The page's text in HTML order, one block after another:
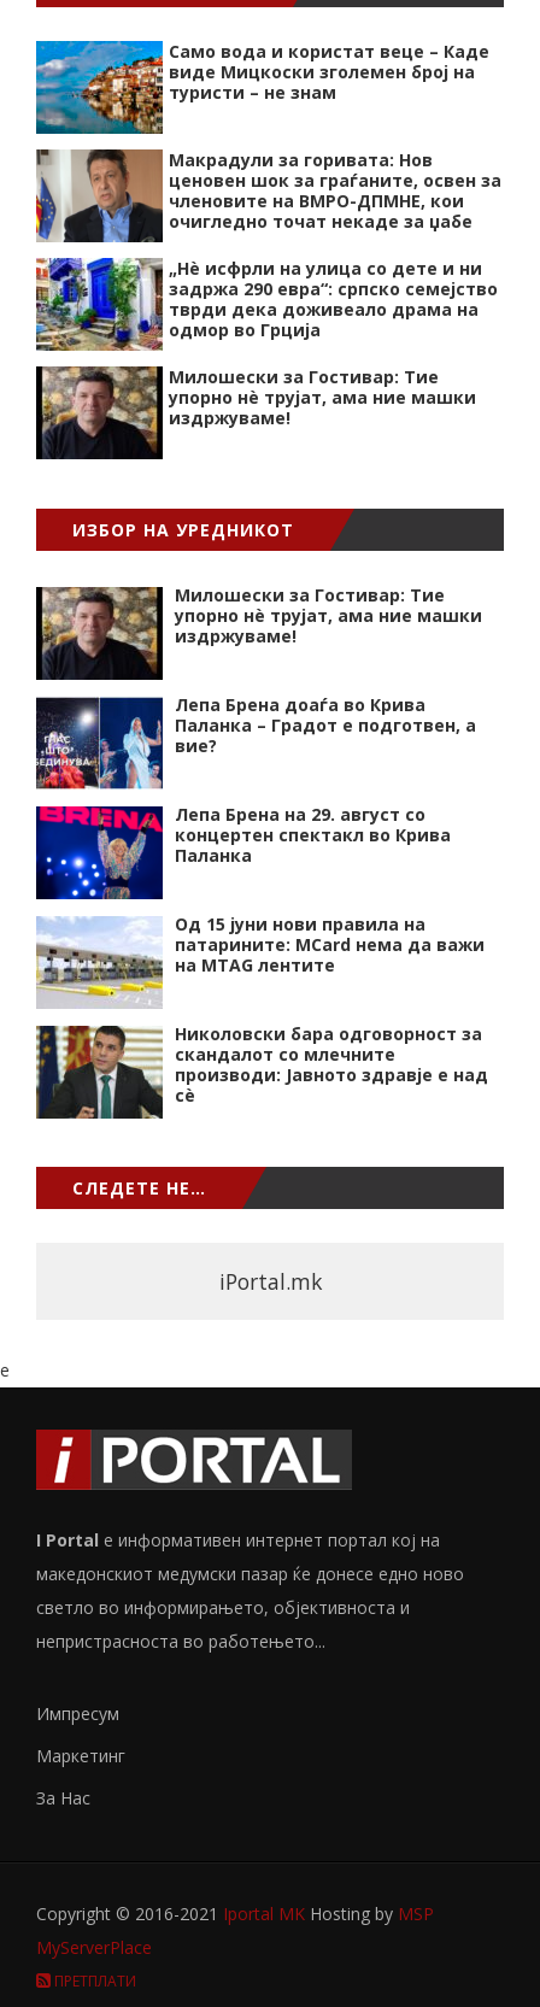
Само вода и користат веце – Каде
виде Мицкоски зголемен број на
туристи – не знам
Макрадули за горивата: Нов
ценовен шок за граѓаните, освен за
членовите на ВМРО-ДПМНЕ, кои
очигледно точат некаде за џабе
„Нѐ исфрли на улица со дете и ни
задржа 290 евра“: српско семејство
тврди дека доживеало драма на
одмор во Грција
Милошески за Гостивар: Тие
упорно нѐ трујат, ама ние машки
издржуваме!
ИЗБОР НА УРЕДНИКОТ
Милошески за Гостивар: Тие
упорно нѐ трујат, ама ние машки
издржуваме!
Лепа Брена доаѓа во Крива
Паланка – Градот е подготвен, а
вие?
Лепа Брена на 29. август со
концертен спектакл во Крива
Паланка
Од 15 јуни нови правила на
патарините: MCard нема да важи
на MTAG лентите
Николовски бара одговорност за
скандалот со млечните
производи: Јавното здравје е над
сѐ
СЛЕДЕТЕ НЕ…
iPortal.mk
e
I Portal е информативен интернет портал кој на
македонскиот медумски пазар ќе донесе едно ново
светло во информирањето, објективноста и
непристрасноста во работењето...
Импресум
Маркетинг
За Нас
Copyright © 2016-2021 Iportal MK Hosting by MSP
MyServerPlace
ПРЕТПЛАТИ